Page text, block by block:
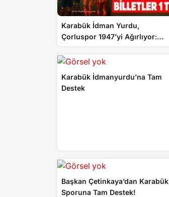
Karabük İdman Yurdu,
Çorluspor 1947’yi Ağırlıyor:
Karabük İdmanyurdu’na Tam
Destek
Başkan Çetinkaya’dan Karabük
Sporuna Tam Destek!